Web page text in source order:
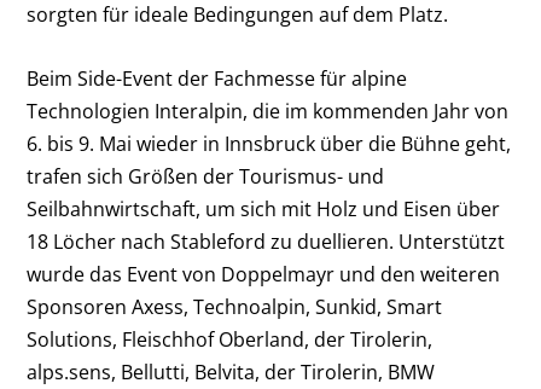
sorgten für ideale Bedingungen auf dem Platz.
Beim Side-Event der Fachmesse für alpine
Technologien Interalpin, die im kommenden Jahr von
6. bis 9. Mai wieder in Innsbruck über die Bühne geht,
trafen sich Größen der Tourismus- und
Seilbahnwirtschaft, um sich mit Holz und Eisen über
18 Löcher nach Stableford zu duellieren. Unterstützt
wurde das Event von Doppelmayr und den weiteren
Sponsoren Axess, Technoalpin, Sunkid, Smart
Solutions, Fleischhof Oberland, der Tirolerin,
alps.sens, Bellutti, Belvita, der Tirolerin, BMW